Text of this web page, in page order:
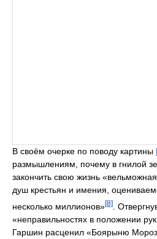
В своём очерке по поводу картины
размышлениям, почему в гнилой
закончить свою жизнь
душ крестьян и имения,
несколько миллионов»[8]
.
«неправильностях в положении
Гаршин расценил «Боярыню